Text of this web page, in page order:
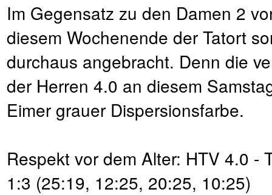
Im Gegensatz zu den Damen 2
diesem Wochenende der Tatort
durchaus angebracht. Denn die
der Herren 4.0 an diesem
Eimer grauer Dispersionsfarbe.
Respekt vor dem Alter: HTV 4.0 -
1:3 (25:19, 12:25, 20:25, 10:25)